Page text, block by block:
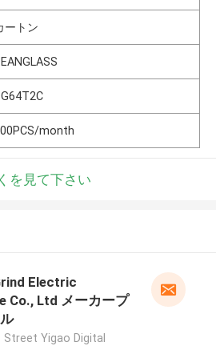
ートン
month
を見て下さい
Electric
Co., Ltd メーカープ
Street Yigao Digital